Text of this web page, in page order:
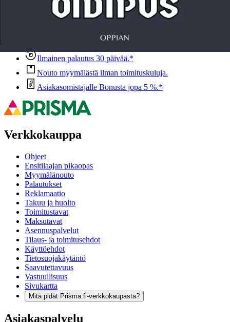
Ovatko tuotetiedot riittävät? Jos tuotetiedoissa on puutteita tai niitä
voisi muuten parantaa, anna palautetta.
Avautuu uuteen välilehteen
Ilmainen palautus 30 päivää.*
Nouto myymälästä ilman toimituskuluja.
Asiakasomistajalle Bonusta jopa 5 %.*
Verkkokauppa
Ohjeet
Ensitilaajan pikaopas
Myymälänouto
Palautukset
Reklamaatio
Takuu ja huolto
Toimitustavat
Maksutavat
Asennuspalvelut
Tilaus- ja toimitusehdot
Käyttöehdot
Tietosuojakäytäntö
Saavutettavuus
Vastuullisuus
Sivukartta
Mitä pidät Prisma.fi-verkkokaupasta?
Asiakaspalvelu